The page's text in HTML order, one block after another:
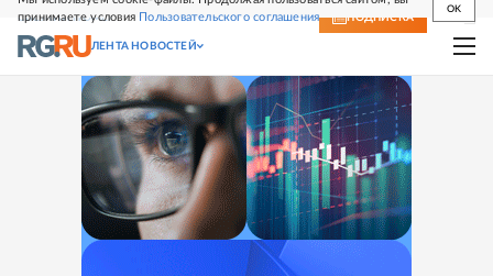
принимаете условия Пользовательского соглашения
OK
СВЕЖИЙ НОМЕР ПОДПИСКА
ЛЕНТА НОВОСТЕЙ